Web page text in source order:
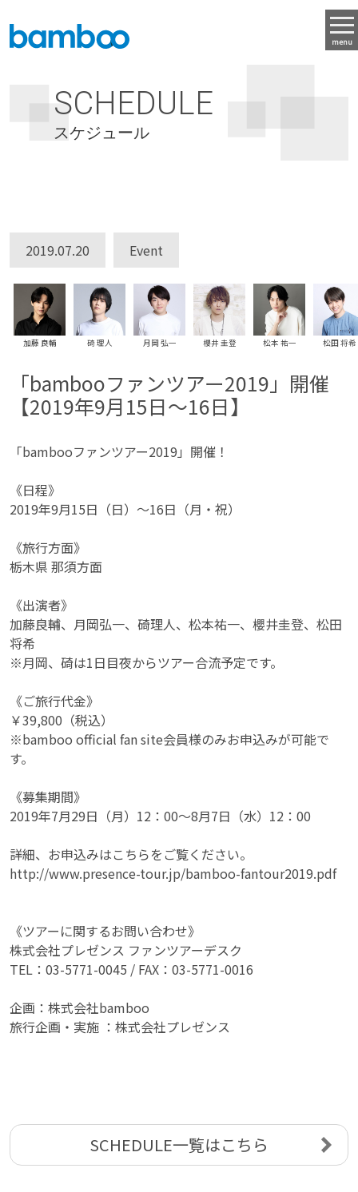
menu
SCHEDULE
スケジュール
2019.07.20 Event
加藤 良輔 碕 理人 月岡 弘一 櫻井 圭登 松本 祐一 松田 将希
「bambooファンツアー2019」開催
【2019年9月15日〜16日】
「bambooファンツアー2019」開催！
《日程》
2019年9月15日（日）～16日（月・祝）
《旅行方面》
栃木県 那須方面
《出演者》
加藤良輔、月岡弘一、碕理人、松本祐一、櫻井圭登、松田
将希
※月岡、碕は1日目夜からツアー合流予定です。
《ご旅行代金》
￥39,800（税込）
※bamboo official fan site会員様のみお申込みが可能で
す。
《募集期間》
2019年7月29日（月）12：00～8月7日（水）12：00
詳細、お申込みはこちらをご覧ください。
http://www.presence-tour.jp/bamboo-fantour2019.pdf
《ツアーに関するお問い合わせ》
株式会社プレゼンス ファンツアーデスク
TEL：03-5771-0045 / FAX：03-5771-0016
企画：株式会社bamboo
旅行企画・実施 ：株式会社プレゼンス
SCHEDULE一覧はこちら